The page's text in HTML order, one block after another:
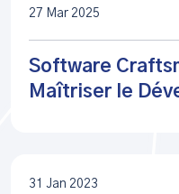
27 Mar 2025
Software
Maîtriser le
31 Jan 2023